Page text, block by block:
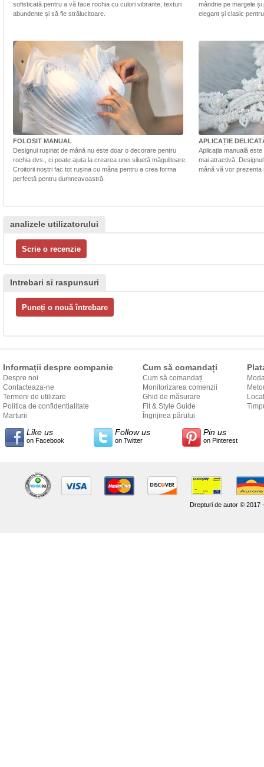
sofisticată pentru a vă face rochia cu culori vibrante, texturi
abundente și să fie strălucitoare.
mândrie pe margele
elegant și clasic
FOLOSIT MANUAL
Designul rușinat de mână nu este doar o decorare pentru
rochia dvs., ci poate ajuta la crearea unei siluetă măgulitoare.
Croitorii noștri fac tot rușina cu mâna pentru a crea forma
perfectă pentru dumneavoastră.
APLICAȚIE
Aplicația manuală
mai atractivă.
mână vă vor prezenta
analizele utilizatorului
Intrebari si raspunsuri
Informații despre companie
Despre noi
Contacteaza-ne
Termeni de utilizare
Politica de confidentialitate
Marturii
Cum să comandați
Cum să comandați
Monitorizarea comenzii
Ghid de măsurare
Fit & Style Guide
Îngrijirea părului
către
Like us
on Facebook
Follow us
on Twitter
Pin us
on Pinterest
Drepturi de autor © 2017